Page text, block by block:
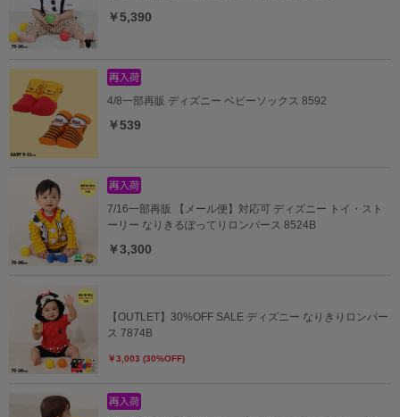
￥5,390
4/8一部再販 ディズニー ベビーソックス 8592
￥539
7/16一部再販 【メール便】対応可 ディズニー トイ・スト
ーリー なりきるぽってりロンパース 8524B
￥3,300
【OUTLET】30%OFF SALE ディズニー なりきりロンパー
ス 7874B
￥3,003 (30%OFF)